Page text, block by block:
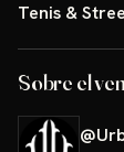
Tenis &
Sobre el
@